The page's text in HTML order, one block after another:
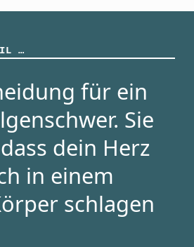
…
für ein
Sie
dein Herz
in einem
schlagen